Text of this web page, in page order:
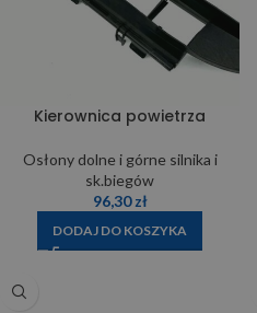
Kierownica powietrza
Osłony dolne i górne silnika i
sk.biegów
96,30zł
DODAJ DO KOSZYKA